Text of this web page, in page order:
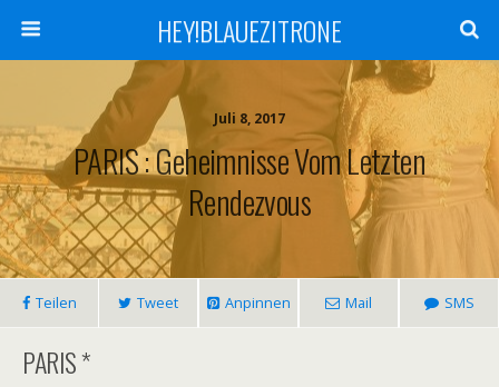
HEY!BLAUEZITRONE
Juli 8, 2017
PARIS : Geheimnisse Vom Letzten
Rendezvous
Teilen Tweet Anpinnen Mail SMS
PARIS *